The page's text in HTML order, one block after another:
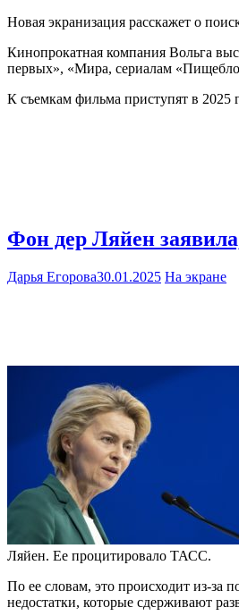
Новая экранизация расскажет о
Кинопрокатная компания Вольга
первых», «Мира, сериалам
К съемкам фильма приступят в 2025
Фон дер Ляйен
Дарья Егорова30.01.2025 На экране
Ляйен. Ее процитировало ТАСС.
По ее словам, это происходит из-за
недостатки, которые сдерживают